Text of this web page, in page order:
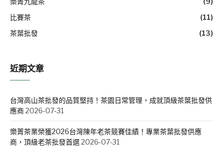
比賽茶
(11)
茶葉批發
(13)
近期文章
台灣高山茶批發的品質堅持！茶園日常管理，成就頂級茶葉批發供
應商2026-07-31
樂菁茶業榮獲2026台灣陳年老茶競賽佳績！專業茶葉批發供應
商，頂級老茶批發首選2026-07-31